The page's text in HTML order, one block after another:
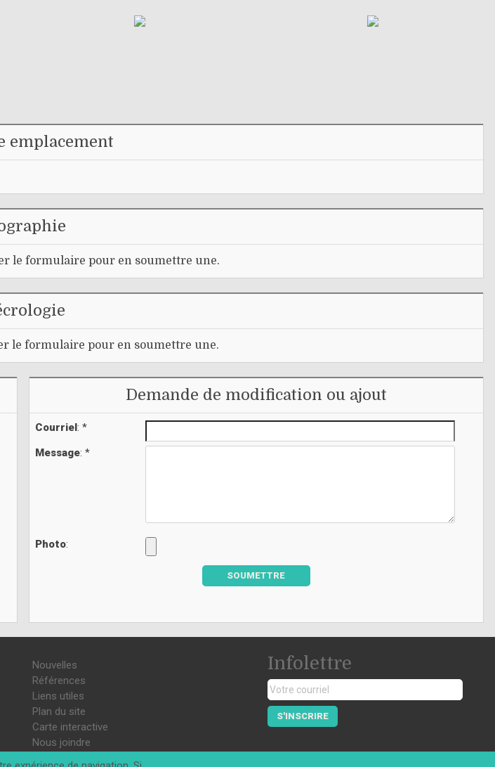
emplacement
le formulaire pour en soumettre une.
le formulaire pour en soumettre une.
Demande de modification ou ajout
Courriel: *
Message: *
Photo:
SOUMETTRE
Nouvelles
Références
Liens utiles
Plan du site
Carte interactive
Nous joindre
Infolettre
S'INSCRIRE